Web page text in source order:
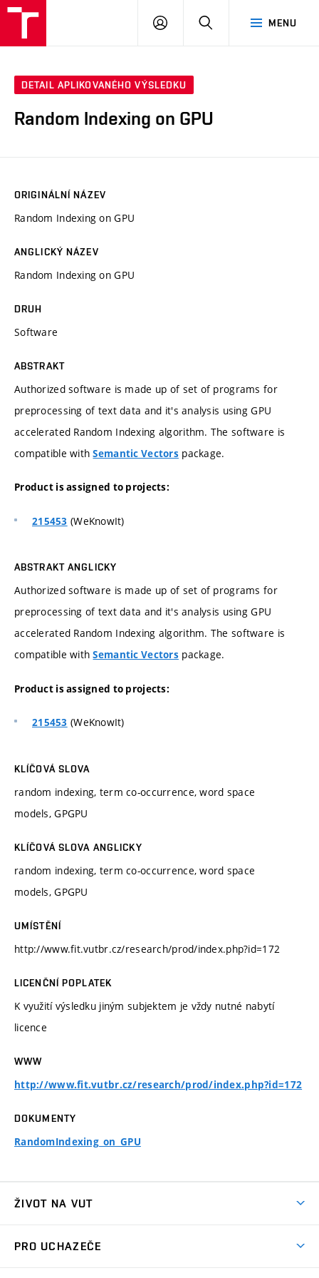
MENU
PŘIHLÁSIT
DETAIL APLIKOVANÉHO VÝSLEDKU
Random Indexing on GPU
ORIGINÁLNÍ NÁZEV
Random Indexing on GPU
ANGLICKÝ NÁZEV
Random Indexing on GPU
DRUH
Software
ABSTRAKT
Authorized software is made up of set of programs for
preprocessing of text data and it's analysis using GPU
accelerated Random Indexing algorithm. The software is
compatible withSemantic Vectorspackage.
Product is assigned to projects:
215453 (WeKnowIt)
ABSTRAKT ANGLICKY
Authorized software is made up of set of programs for
preprocessing of text data and it's analysis using GPU
accelerated Random Indexing algorithm. The software is
compatible withSemantic Vectorspackage.
Product is assigned to projects:
215453 (WeKnowIt)
KLÍČOVÁ SLOVA
random indexing, term co-occurrence, word space
models, GPGPU
KLÍČOVÁ SLOVA ANGLICKY
random indexing, term co-occurrence, word space
models, GPGPU
UMÍSTĚNÍ
http://www.fit.vutbr.cz/research/prod/index.php?id=172
LICENČNÍ POPLATEK
K využití výsledku jiným subjektem je vždy nutné nabytí
licence
WWW
http://www.fit.vutbr.cz/research/prod/index.php?id=172
DOKUMENTY
RandomIndexing_on_GPU
ŽIVOT NA VUT
PRO UCHAZEČE